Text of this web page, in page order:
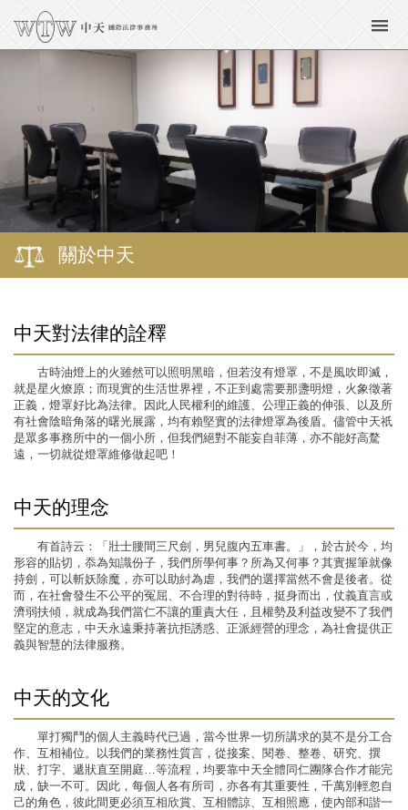
關於中天
中天對法律的詮釋
古時油燈上的火雖然可以照明黑暗，但若沒有燈罩，不是風吹即滅，
就是星火燎原；而現實的生活世界裡，不正到處需要那盞明燈，火象徵著
正義，燈罩好比為法律。因此人民權利的維護、公理正義的伸張、以及所
有社會陰暗角落的曙光展露，均有賴堅實的法律燈罩為後盾。儘管中天祇
是眾多事務所中的一個小所，但我們絕對不能妄自菲薄，亦不能好高騖
遠，一切就從燈罩維修做起吧！
中天的理念
有首詩云：「壯士腰間三尺劍，男兒腹內五車書。」，於古於今，均
形容的貼切，忝為知識份子，我們所學何事？所為又何事？其實握筆就像
持劍，可以斬妖除魔，亦可以助紂為虐，我們的選擇當然不會是後者。從
而，在社會發生不公平的冤屈、不合理的對待時，挺身而出，仗義直言或
濟弱扶傾，就成為我們當仁不讓的重責大任，且權勢及利益改變不了我們
堅定的意志，中天永遠秉持著抗拒誘惑、正派經營的理念，為社會提供正
義與智慧的法律服務。
中天的文化
單打獨鬥的個人主義時代已過，當今世界一切所講求的莫不是分工合
作、互相補位。以我們的業務性質言，從接案、閱卷、整卷、研究、撰
狀、打字、遞狀直至開庭…等流程，均要靠中天全體同仁團隊合作才能完
成，缺一不可。因此，每個人各有所司，亦各有其重要性，千萬別輕忽自
己的角色，彼此間更必須互相欣賞、互相體諒、互相照應，使內部和諧一